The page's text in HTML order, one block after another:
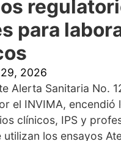
para
2026
Alerta Sanitaria No.
el INVIMA, encendió
clínicos, IPS y
utilizan los ensayos